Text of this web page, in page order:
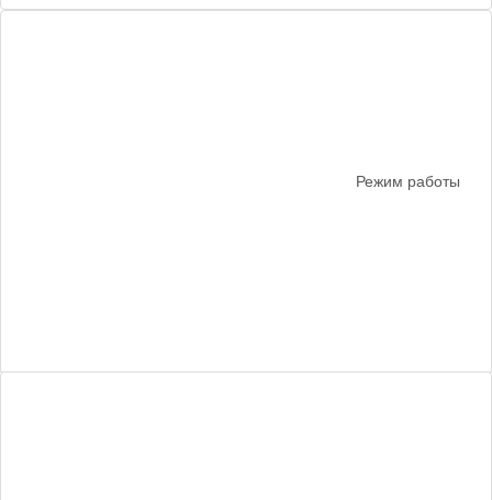
Режим работы